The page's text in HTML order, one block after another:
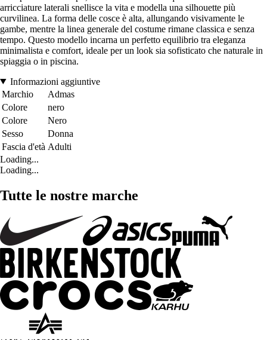
arricciature laterali snellisce la vita e modella una silhouette più
curvilinea. La forma delle cosce è alta, allungando visivamente le
gambe, mentre la linea generale del costume rimane classica e senza
tempo. Questo modello incarna un perfetto equilibrio tra eleganza
minimalista e comfort, ideale per un look sia sofisticato che naturale in
spiaggia o in piscina.
Informazioni aggiuntive
Marchio
Admas
Colore
nero
Colore
Nero
Sesso
Donna
Fascia d'età Adulti
Loading...
Loading...
Tutte le nostre marche